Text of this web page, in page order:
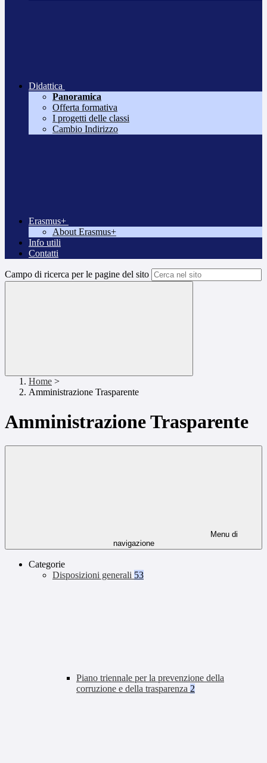
Didattica
Panoramica
Offerta formativa
I progetti delle classi
Cambio Indirizzo
Erasmus+
About Erasmus+
Info utili
Contatti
Campo di ricerca per le pagine del sito
Home >
Amministrazione Trasparente
Amministrazione Trasparente
Menu di
navigazione
Categorie
Disposizioni generali 53
Piano triennale per la prevenzione della
corruzione e della trasparenza 2